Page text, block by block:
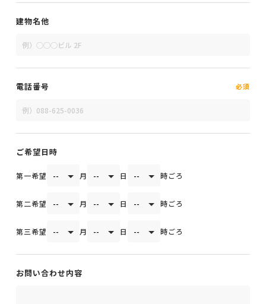
建物名他
電話番号
ご希望日時
第一希望 月 日 時ごろ
第二希望 月 日 時ごろ
第三希望 月 日 時ごろ
お問い合わせ内容